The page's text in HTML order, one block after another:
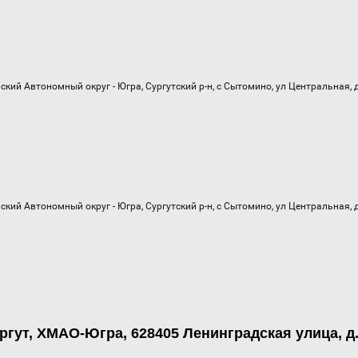
ХМАО-Югра, 628405 Ленинградская улица,